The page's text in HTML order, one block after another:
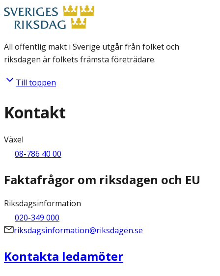
All offentlig makt i Sverige utgår från folket och
riksdagen är folkets främsta företrädare.
Till toppen
Kontakt
Växel
08-786 40 00
Faktafrågor om riksdagen och EU
Riksdagsinformation
020-349 000
riksdagsinformation@riksdagen.se
Kontakta ledamöter